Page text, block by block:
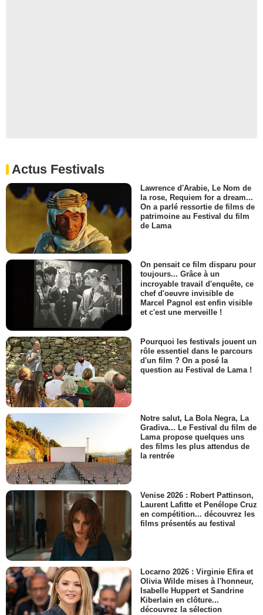
Actus Festivals
Lawrence d'Arabie, Le Nom de
la rose, Requiem for a dream...
On a parlé ressortie de films de
patrimoine au Festival du film
de Lama
On pensait ce film disparu pour
toujours... Grâce à un
incroyable travail d'enquête, ce
chef d'oeuvre invisible de
Marcel Pagnol est enfin visible
et c'est une merveille !
Pourquoi les festivals jouent un
rôle essentiel dans le parcours
d'un film ? On a posé la
question au Festival de Lama !
Notre salut, La Bola Negra, La
Gradiva... Le Festival du film de
Lama propose quelques uns
des films les plus attendus de
la rentrée
Venise 2026 : Robert Pattinson,
Laurent Lafitte et Penélope Cruz
en compétition... découvrez les
films présentés au festival
Locarno 2026 : Virginie Efira et
Olivia Wilde mises à l'honneur,
Isabelle Huppert et Sandrine
Kiberlain en clôture...
découvrez la sélection